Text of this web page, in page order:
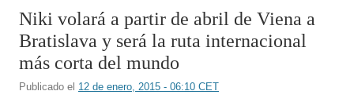
Niki volará a partir de abril de Viena a
Bratislava y será la ruta internacional
más corta del mundo
Publicado el 12 de enero, 2015 - 06:10 CET